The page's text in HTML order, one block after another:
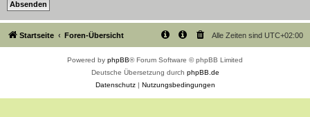
Startseite Foren-Übersicht Alle Zeiten sind UTC+02:00
Powered by phpBB® Forum Software © phpBB Limited
Deutsche Übersetzung durch phpBB.de
Datenschutz| Nutzungsbedingungen